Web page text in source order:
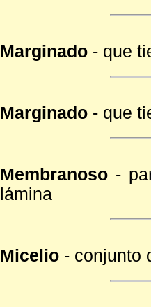
Marginado - que
Marginado - que
Membranoso -
lámina
Micelio - conjunto